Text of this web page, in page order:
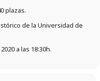
plazas.
de la Universidad de
a las 18:30h.